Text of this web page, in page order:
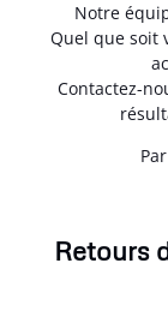
Notre
Quel que soit
Contactez-
Retours